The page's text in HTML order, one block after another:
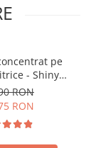
pe
- Shiny
Infused TFR
RON
RON